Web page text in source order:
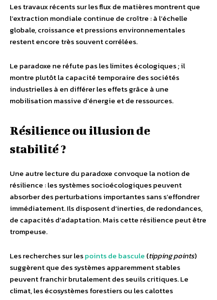
Les travaux récents sur les flux de matières montrent que
l’extraction mondiale continue de croître : à l’échelle
globale, croissance et pressions environnementales
restent encore très souvent corrélées.
Le paradoxe ne réfute pas les limites écologiques ; il
montre plutôt la capacité temporaire des sociétés
industrielles à en différer les effets grâce à une
mobilisation massive d’énergie et de ressources.
Résilience ou illusion de
stabilité ?
Une autre lecture du paradoxe convoque la notion de
résilience : les systèmes socioécologiques peuvent
absorber des perturbations importantes sans s’effondrer
immédiatement. Ils disposent d’inerties, de redondances,
de capacités d’adaptation. Mais cette résilience peut être
trompeuse.
Les recherches sur lespoints de bascule (tipping points)
suggèrent que des systèmes apparemment stables
peuvent franchir brutalement des seuils critiques. Le
climat, les écosystèmes forestiers ou les calottes